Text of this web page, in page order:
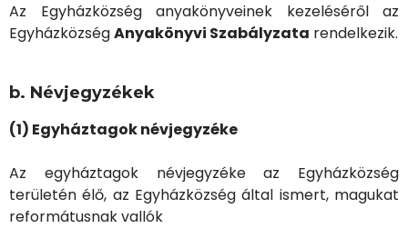
Az Egyházközség anyakönyveinek kezeléséről az
EgyházközségAnyakönyvi Szabályzata rendelkezik.
b. Névjegyzékek
(1) Egyháztagok névjegyzéke
Az egyháztagok névjegyzéke az Egyházközség
területén élő, az Egyházközség által ismert, magukat
reformátusnak vallók